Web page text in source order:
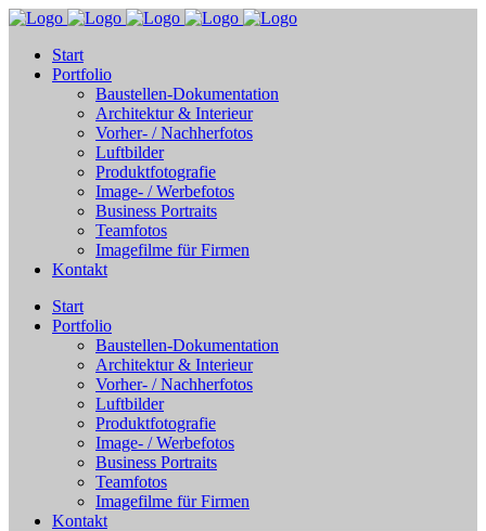
Start
Portfolio
Baustellen-Dokumentation
Architektur & Interieur
Vorher- / Nachherfotos
Luftbilder
Produktfotografie
Image- / Werbefotos
Business Portraits
Teamfotos
Imagefilme für Firmen
Kontakt
Start
Portfolio
Baustellen-Dokumentation
Architektur & Interieur
Vorher- / Nachherfotos
Luftbilder
Produktfotografie
Image- / Werbefotos
Business Portraits
Teamfotos
Imagefilme für Firmen
Kontakt